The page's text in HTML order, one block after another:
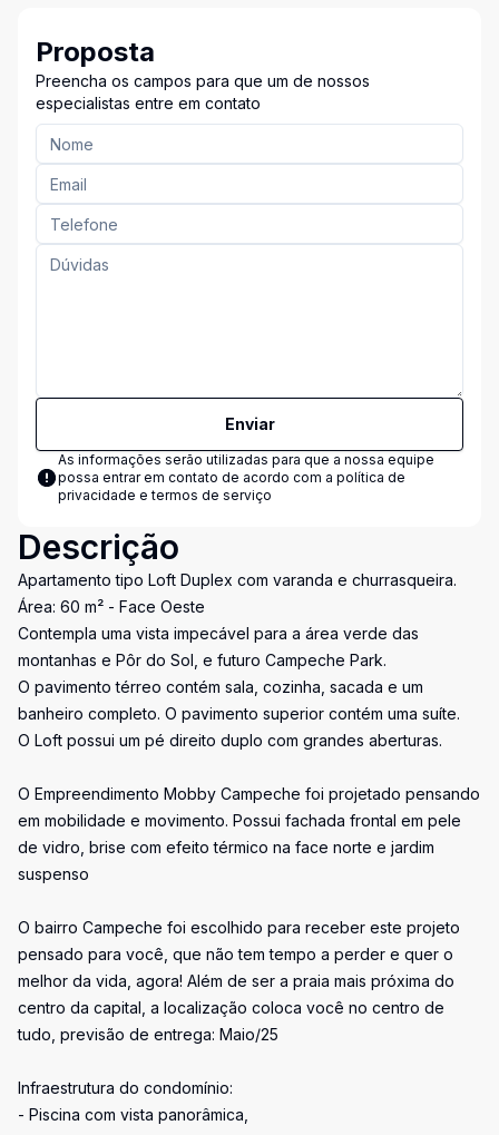
Proposta
Preencha os campos para que um de nossos
especialistas entre em contato
Enviar
As informações serão utilizadas para que a nossa equipe
possa entrar em contato de acordo com a política de
privacidade e termos de serviço
Descrição
Apartamento tipo Loft Duplex com varanda e churrasqueira.
Área: 60 m² - Face Oeste
Contempla uma vista impecável para a área verde das
montanhas e Pôr do Sol, e futuro Campeche Park.
O pavimento térreo contém sala, cozinha, sacada e um
banheiro completo. O pavimento superior contém uma suíte.
O Loft possui um pé direito duplo com grandes aberturas.
O Empreendimento Mobby Campeche foi projetado pensando
em mobilidade e movimento. Possui fachada frontal em pele
de vidro, brise com efeito térmico na face norte e jardim
suspenso
O bairro Campeche foi escolhido para receber este projeto
pensado para você, que não tem tempo a perder e quer o
melhor da vida, agora! Além de ser a praia mais próxima do
centro da capital, a localização coloca você no centro de
tudo, previsão de entrega: Maio/25
Infraestrutura do condomínio:
- Piscina com vista panorâmica,